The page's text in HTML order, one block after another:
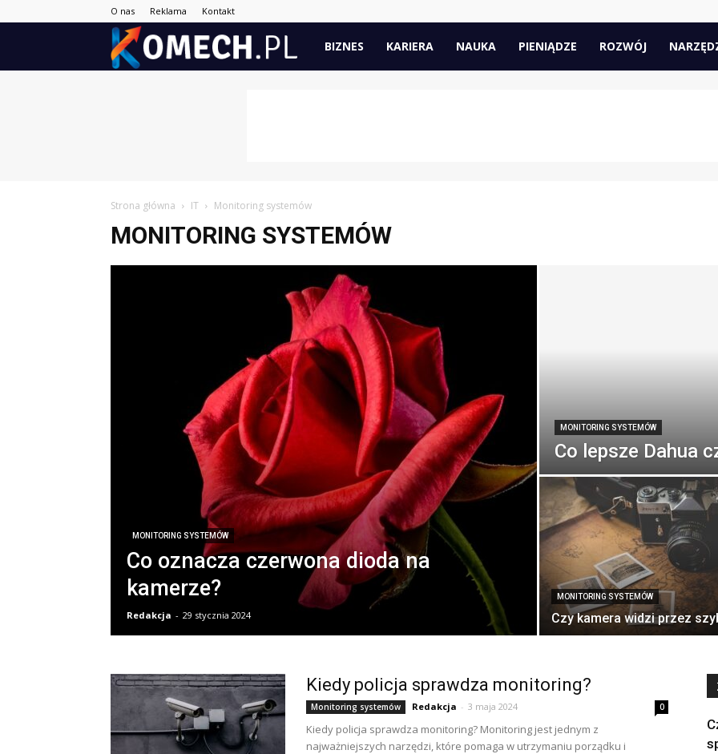
O nas Reklama Kontakt
Komech.pl
BIZNES KARIERA NAUKA PIENIĄDZE ROZWÓJ
Strona główna IT Monitoring systemów
MONITORING SYSTEMÓW
MONITORING SYSTEMÓW
Co oznacza czerwona dioda na
kamerze?
Redakcja - 29 stycznia 2024
MONITORING SYSTEMÓW
Co lepsze Dahua
MONITORING SYSTEMÓW
Czy kamera widzi przez
Kiedy policja sprawdza monitoring?
Monitoring systemów Redakcja - 3 maja 2024 0
Kiedy policja sprawdza monitoring? Monitoring jest jednym z
najważniejszych narzędzi, które pomaga w utrzymaniu porządku i